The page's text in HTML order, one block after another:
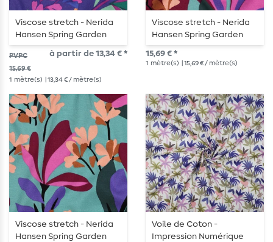
Viscose stretch - Nerida
Hansen Spring Garden
bleu lilas
PVPC
15,69 €
à partir de 13,34 € *
1 mètre(s) | 13,34 € / mètre(s)
Viscose stretch - Nerida
Hansen Spring Garden
Mauve
15,69 € *
1 mètre(s) | 15,69 € / mètre(s)
Viscose stretch - Nerida
Hansen Spring Garden
Voile de Coton -
Impression Numérique